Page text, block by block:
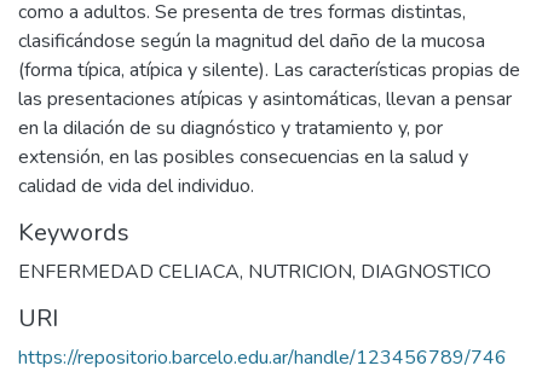
como a adultos. Se presenta de tres formas distintas,
clasificándose según la magnitud del daño de la mucosa
(forma típica, atípica y silente). Las características propias de
las presentaciones atípicas y asintomáticas, llevan a pensar
en la dilación de su diagnóstico y tratamiento y, por
extensión, en las posibles consecuencias en la salud y
calidad de vida del individuo.
Keywords
ENFERMEDAD CELIACA, NUTRICION, DIAGNOSTICO
URI
https://repositorio.barcelo.edu.ar/handle/123456789/746